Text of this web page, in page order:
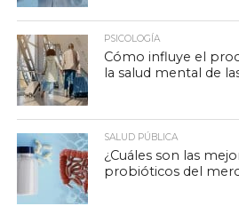
PSICOLOGÍA
Cómo influye el
la salud mental de
SALUD PÚBLICA
¿Cuáles son las
probióticos del